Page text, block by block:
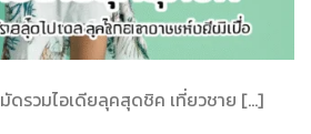
ดรวมไอเดียลุคสุดชิค เที่ยวชาย […]